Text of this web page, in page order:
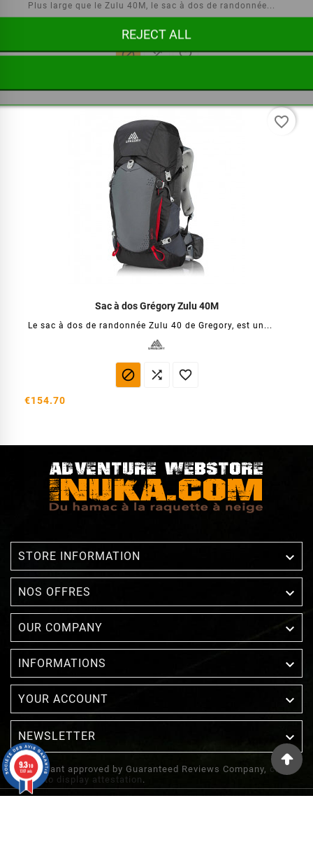
Plus large que le Zulu 40M, le sac à dos de randonnée...
  
Sac à dos Grégory Zulu 40M
Le sac à dos de randonnée Zulu 40 de Gregory, est un...
  
€154.70
favorite_border
STORE INFORMATION 
NOS OFFRES 
OUR COMPANY 
INFORMATIONS 
YOUR ACCOUNT 
NEWSLETTER 
Merchant approved by Guaranteed Reviews Company, clic
here to display attestation .
REJECT ALL
9.3/10
1387 avis